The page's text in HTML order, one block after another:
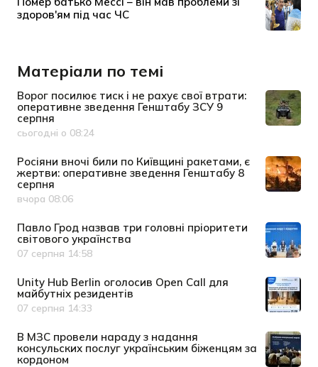
Матеріали по темі
Ворог посилює тиск і не рахує свої втрати:
оперативне зведення Генштабу ЗСУ 9
серпня
Дата публікації
сьогодні о 08:24
Росіяни вночі били по Київщині ракетами, є
жертви: оперативне зведення Генштабу 8
серпня
Дата публікації
вчора 08:06
Павло Грод назвав три головні пріоритети
світового українства
Дата публікації
07 серпня 14:58
Unity Hub Berlin оголосив Open Call для
майбутніх резидентів
Дата публікації
07 серпня 14:33
В МЗС провели нараду з надання
консульских послуг українським біженцям за
кордоном